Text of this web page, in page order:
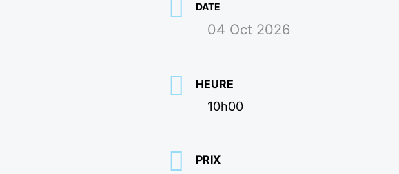
DATE
04 Oct 2026
HEURE
10h00
PRIX